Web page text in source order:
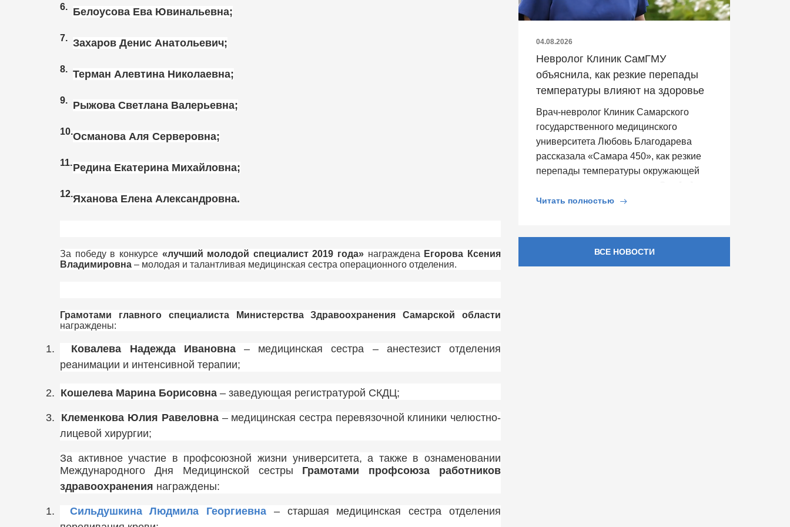
Белоусова Ева Ювинальевна;
Захаров Денис Анатольевич;
Терман Алевтина Николаевна;
Рыжова Светлана Валерьевна;
Османова Аля Серверовна;
Редина Екатерина Михайловна;
Яханова Елена Александровна.
За победу в конкурсе «лучший молодой специалист 2019 года» награждена Егорова Ксения
Владимировна – молодая и талантливая медицинская сестра операционного отделения.
Грамотами главного специалиста Министерства Здравоохранения Самарской области
награждены:
1. Ковалева Надежда Ивановна– медицинская сестра – анестезист отделения
реанимации и интенсивной терапии;
2. Кошелева Марина Борисовна – заведующая регистратурой СКДЦ;
3. Клеменкова Юлия Равеловна– медицинская сестра перевязочной клиники челюстно-
лицевой хирургии;
За активное участие в профсоюзной жизни университета, а также в ознаменовании
Международного Дня Медицинской сестры Грамотами профсоюза работников
здравоохранения награждены:
1. Сильдушкина Людмила Георгиевна – старшая медицинская сестра отделения
04.08.2026
Невролог Клиник СамГМУ
объяснила, как резкие перепады
температуры влияют на здоровье
Врач-невролог Клиник Самарского
государственного медицинского
университета Любовь Благодарева
рассказала «Самара 450», как резкие
перепады температуры окружающей
Читать полностью
ВСЕ НОВОСТИ